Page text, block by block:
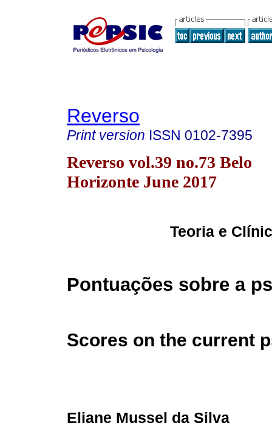
Reverso
Print version ISSN 0102-7395
Reverso vol.39 no.73 Belo
Horizonte June 2017
Teoria e
Pontuações sobre a
Scores on the current
Eliane Mussel da Silva